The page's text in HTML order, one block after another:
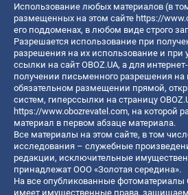
Использование любых материалов (в
размещенных на этом сайте https://
его поддоменах, в любом виде строго
Разрешается использование при
разрешения на их использование и при
ссылки на сайт OBOZ.UA, а для
получении письменного разрешения на
обязательном размещении прямой,
систем, гиперссылки на страницу
https://www.obozrevatel.com, на которой
материал в первом абзаце материала.
Все материалы на этом сайте, в том
исследования – служебные
редакции, исключительные
принадлежат ООО «Золотая середина».
На все опубликованные фотоматериалы
имеет имущественные права,